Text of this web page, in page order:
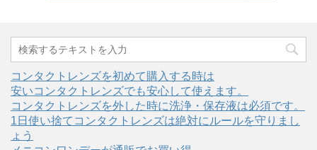
コンタクトレンズを初めて購入する時は
安いコンタクトレンズでも安心して使えます。
コンタクトレンズを外した時に洗浄・保存液は必須です。
1日使い捨てコンタクトレンズは絶対にルールを守りまし
ょう